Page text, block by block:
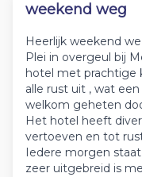
weekend weg
Heerlijk weekend
Plei in overgeul bij
hotel met prachtige
alle rust uit , wat
welkom geheten
Het hotel heeft
vertoeven en tot
Iedere morgen
zeer uitgebreid is